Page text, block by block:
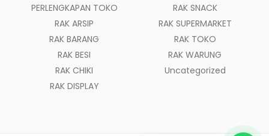
PERLENGKAPAN TOKO
RAK ARSIP
RAK BARANG
RAK BESI
RAK CHIKI
RAK DISPLAY
RAK SNACK
RAK SUPERMARKET
RAK TOKO
RAK WARUNG
Uncategorized